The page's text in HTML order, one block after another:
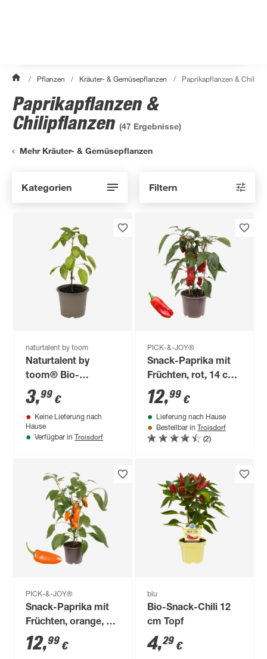
/ Pflanzen / Kräuter- & Gemüsepflanzen / Paprikapflanzen &
Paprikapflanzen &
Chilipflanzen (47 Ergebnisse)
Mehr Kräuter- & Gemüsepflanzen
Kategorien Filtern
naturtalent by toom
Naturtalent by
toom® Bio-
Mediterrane
Auslese,
verschiedene Sorten
13 cm Topf
3,99 €
Keine Lieferung nach
Hause
Verfügbar in Troisdorf
PICK-&-JOY®
Snack-Paprika mit
Früchten, rot, 14 cm
Topf
12,99 €
Lieferung nach Hause
Bestellbar in Troisdorf
(2)
PICK-&-JOY®
Snack-Paprika mit
Früchten, orange, 14
cm Topf
12,99 €
blu
Bio-Snack-Chili 12
cm Topf
4,29 €